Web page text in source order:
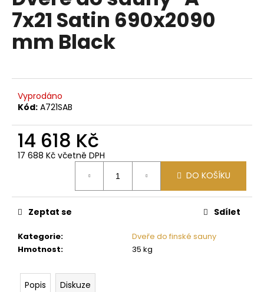
0,0
z
5
hvězdiček.
7x21 Satin 690x2090
mm Black
Vyprodáno
Kód: A721SAB
14 618 Kč
17 688 Kč včetně DPH
DO KOŠÍKU
Kategorie:
Dveře do finské sauny
Hmotnost: 35 kg
Zeptat se Sdílet
Popis Diskuze
a
j
í
?
o
p
u